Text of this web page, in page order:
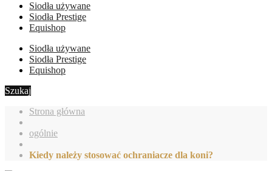
Siodła używane
Siodła Prestige
Equishop
Siodła używane
Siodła Prestige
Equishop
Szukaj
Strona główna
ogólnie
Kiedy należy stosować ochraniacze dla koni?